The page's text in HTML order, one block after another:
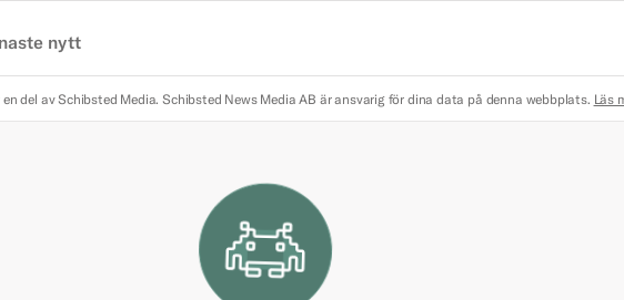
nytt
en del av Schibsted Media. Schibsted News Media AB är ansvarig för dina data på denna webbplats. Läs